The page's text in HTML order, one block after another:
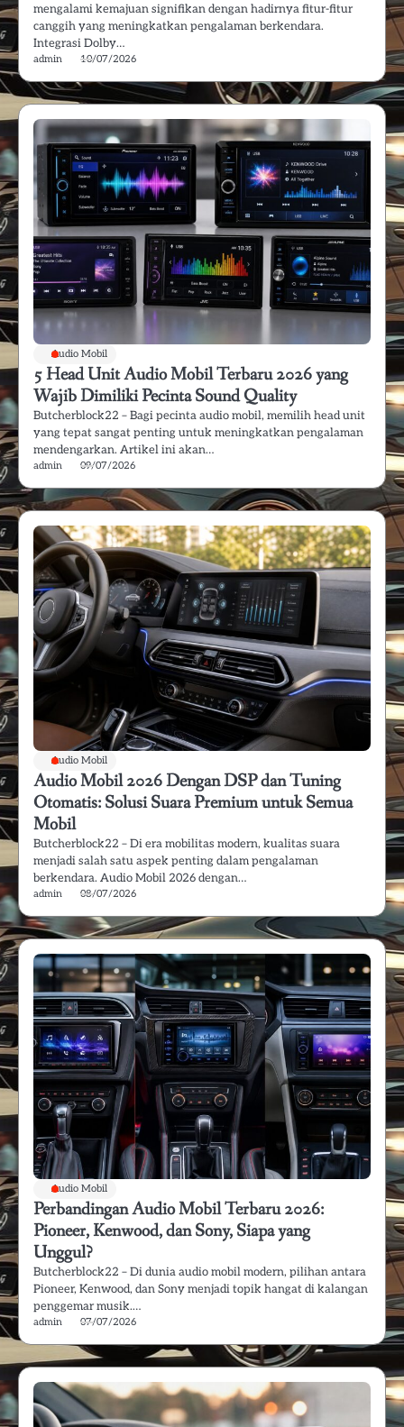
mengalami kemajuan signifikan dengan hadirnya fitur-fitur
canggih yang meningkatkan pengalaman berkendara.
Integrasi Dolby…
admin 10/07/2026
Audio Mobil
5 Head Unit Audio Mobil Terbaru 2026 yang
Wajib Dimiliki Pecinta Sound Quality
Butcherblock22 – Bagi pecinta audio mobil, memilih head unit
yang tepat sangat penting untuk meningkatkan pengalaman
mendengarkan. Artikel ini akan…
admin 09/07/2026
Audio Mobil
Audio Mobil 2026 Dengan DSP dan Tuning
Otomatis: Solusi Suara Premium untuk Semua
Mobil
Butcherblock22 – Di era mobilitas modern, kualitas suara
menjadi salah satu aspek penting dalam pengalaman
berkendara. Audio Mobil 2026 dengan…
admin 08/07/2026
Audio Mobil
Perbandingan Audio Mobil Terbaru 2026:
Pioneer, Kenwood, dan Sony, Siapa yang
Unggul?
Butcherblock22 – Di dunia audio mobil modern, pilihan antara
Pioneer, Kenwood, dan Sony menjadi topik hangat di kalangan
penggemar musik.…
admin 07/07/2026